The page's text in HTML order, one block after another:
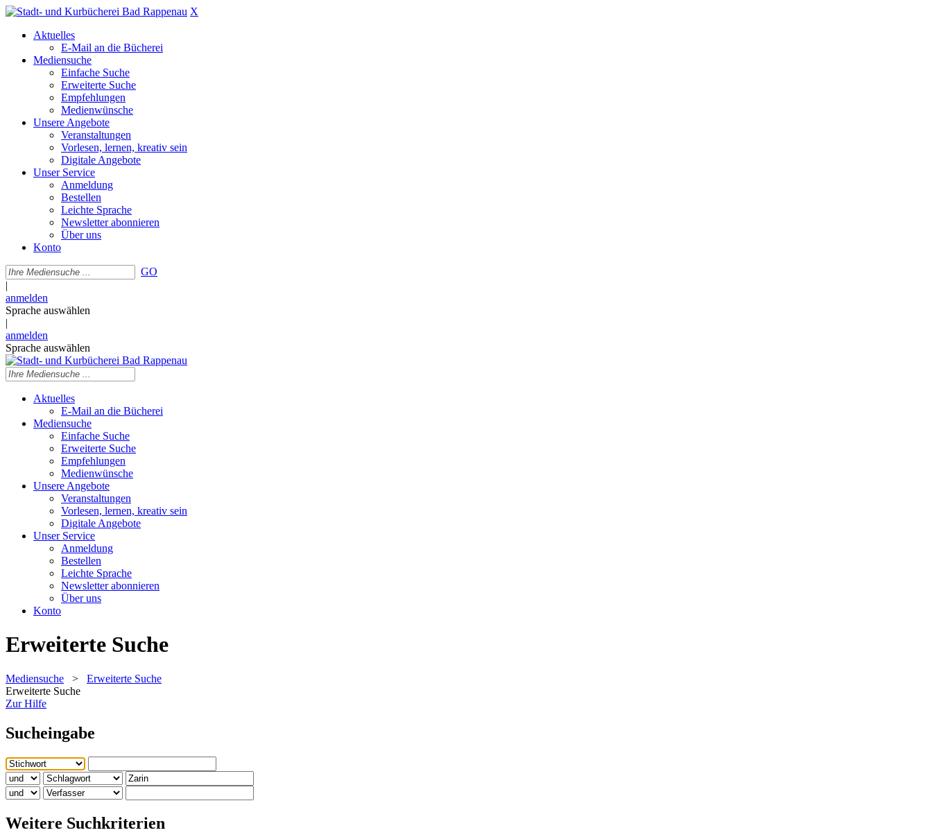
X
Aktuelles
E-Mail an die Bücherei
Mediensuche
Einfache Suche
Erweiterte Suche
Empfehlungen
Medienwünsche
Unsere Angebote
Veranstaltungen
Vorlesen, lernen, kreativ sein
Digitale Angebote
Unser Service
Anmeldung
Bestellen
Leichte Sprache
Newsletter abonnieren
Über uns
Konto
GO
|
anmelden
Sprache auswählen
|
anmelden
Sprache auswählen
Aktuelles
E-Mail an die Bücherei
Mediensuche
Einfache Suche
Erweiterte Suche
Empfehlungen
Medienwünsche
Unsere Angebote
Veranstaltungen
Vorlesen, lernen, kreativ sein
Digitale Angebote
Unser Service
Anmeldung
Bestellen
Leichte Sprache
Newsletter abonnieren
Über uns
Konto
Erweiterte Suche
Mediensuche > Erweiterte Suche
Erweiterte Suche
Zur Hilfe
Sucheingabe
Weitere Suchkriterien